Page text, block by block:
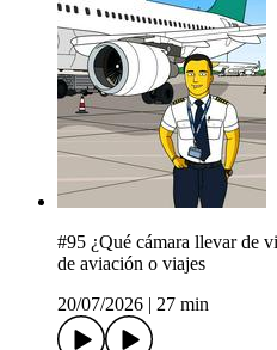
#95 ¿Qué cámara llevar de
de aviación o viajes
20/07/2026
27 min